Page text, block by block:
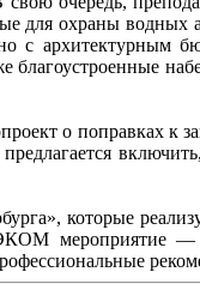
для охраны
с архитектурным
благоустроенные
о поправках к
которые
ЭКОМ мероприятие —